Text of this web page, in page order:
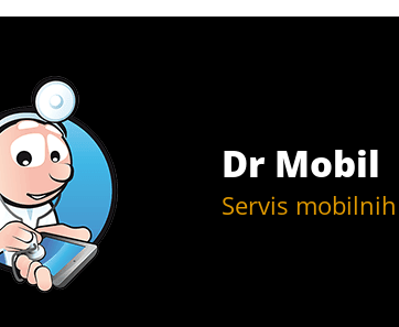
Dr Mobil
Servis